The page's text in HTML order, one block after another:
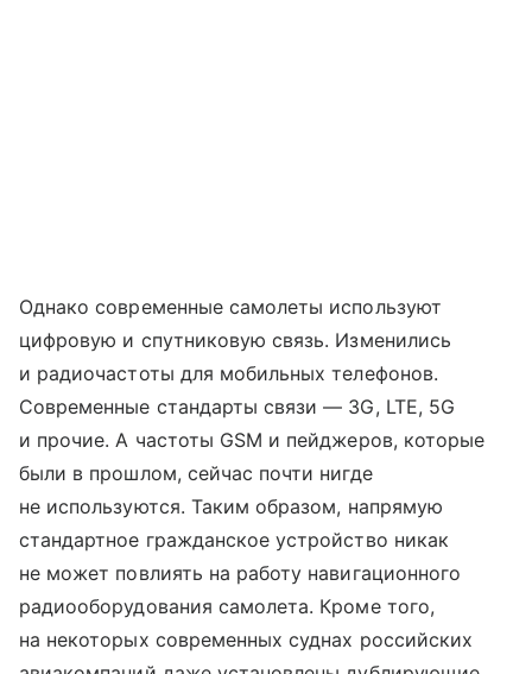
Однако современные самолеты используют
цифровую и спутниковую связь. Изменились
и радиочастоты для мобильных телефонов.
Современные стандарты связи — 3G, LTE, 5G
и прочие. А частоты GSM и пейджеров, которые
были в прошлом, сейчас почти нигде
не используются. Таким образом, напрямую
стандартное гражданское устройство никак
не может повлиять на работу навигационного
радиооборудования самолета. Кроме того,
на некоторых современных суднах российских